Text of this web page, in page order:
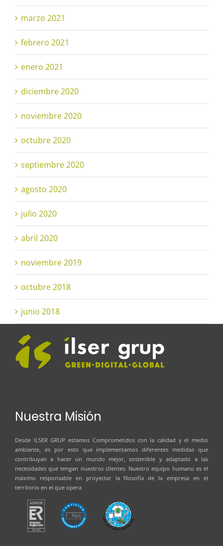
marzo 2021
febrero 2021
enero 2021
diciembre 2020
noviembre 2020
octubre 2020
septiembre 2020
agosto 2020
julio 2020
abril 2020
noviembre 2019
octubre 2018
junio 2018
Nuestra Misión
Desde ILSER GRUP estamos Comprometidos con la calidad y el medio
ambiente, es por esto que implementamos diferentes medidas que
contribuyan a hacer un mundo mejor, sostenible y adaptado a las
necesidades que tengan nuestros clientes. Nuestro equipo humano es el
máximo responsable en proyectar la filosofía de la empresa en el
territorio en el que opera